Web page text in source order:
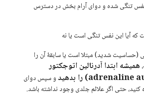
تنگی شده و دوای آرام‌ بخش در دسترس
آیا این نفس تنگی است یا نه
(حساسیت شدید) مبتلا است یا سابقهٔ آن را
همیشه ابتدا آدرنالین اتوجکتور
و سپس دوای
کنید، حتی اگر علائم جلدی وجود نداشته باشد.